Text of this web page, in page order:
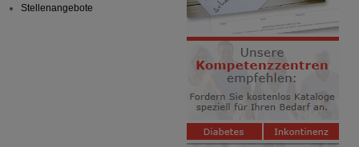
Stellenangebote